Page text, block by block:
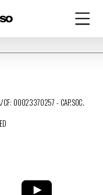
CF: 00023370257 - CAP.SOC.